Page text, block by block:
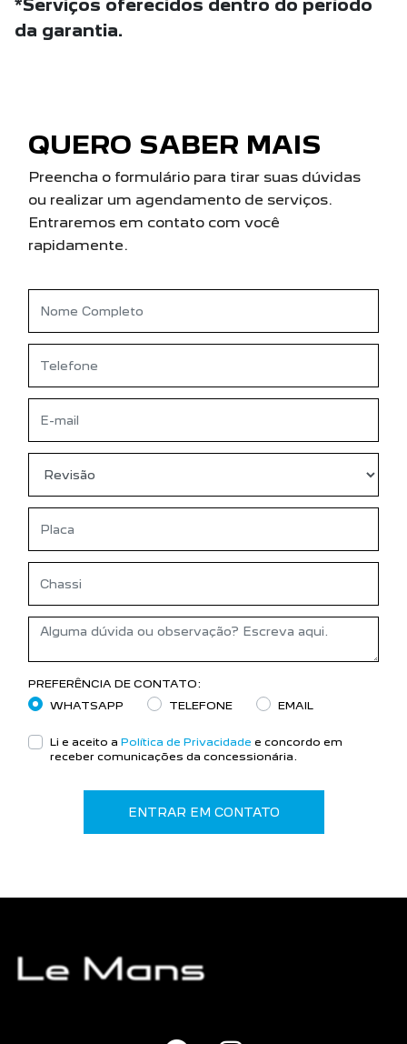
*Serviços oferecidos dentro do período
da garantia.
QUERO SABER MAIS
Preencha o formulário para tirar suas dúvidas
ou realizar um agendamento de serviços.
Entraremos em contato com você
rapidamente.
PREFERÊNCIA DE CONTATO:
WHATSAPP
TELEFONE EMAIL
Li e aceito a Política de Privacidade e concordo em
receber comunicações da concessionária.
ENTRAR EM CONTATO